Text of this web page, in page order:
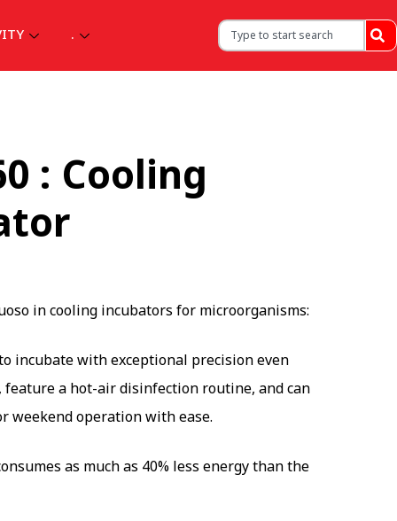
.
: Cooling
in cooling incubators for microorganisms:
incubate with exceptional precision even
feature a hot-air disinfection routine, and can
weekend operation with ease.
as much as 40% less energy than the